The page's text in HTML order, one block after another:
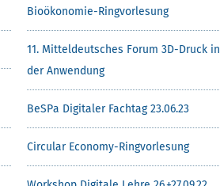
Bioökonomie-Ringvorlesung
11. Mitteldeutsches Forum 3D-Druck in
der Anwendung
BeSPa Digitaler Fachtag 23.06.23
Circular Economy-Ringvorlesung